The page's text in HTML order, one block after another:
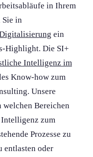
in Ihrem
Sie in
ein
Highlight. Die SI+
Intelligenz im
Know-how zum
Unsere
Bereichen
zum
Prozesse zu
entlasten oder